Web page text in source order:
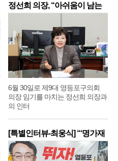
정선희 의장, “아쉬움이 남는
6월 30일로 제9대 영등포구의회
의장 임기를 마치는 정선희 의장과
의 인터
[특별인터뷰-최웅식] “‘명가재